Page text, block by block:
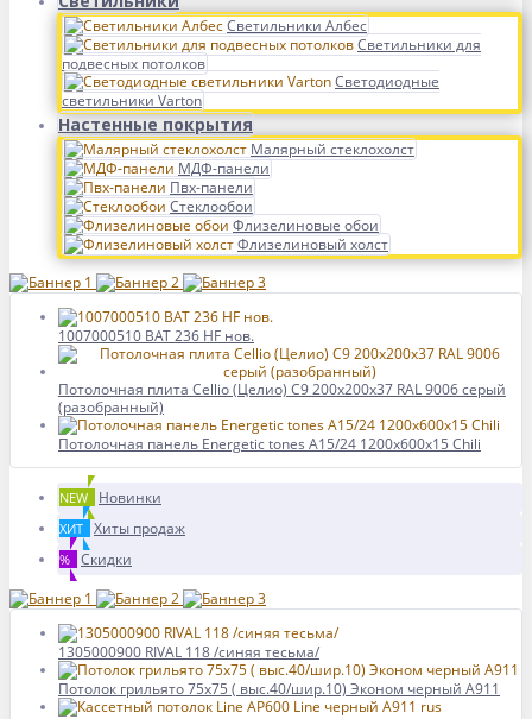
Светильники Албес
Светильники для
подвесных потолков
Светодиодные
светильники Varton
Настенные покрытия
Малярный стеклохолст
МДФ-панели
Пвх-панели
Стеклообои
Флизелиновые обои
Флизелиновый холст
1007000510 BAT 236 HF нов.
Потолочная плита Cellio (Целио) C9 200x200x37 RAL 9006 серый
(разобранный)
Потолочная панель Energetic tones A15/24 1200x600x15 Chili
NEW Новинки
ХИТ Хиты продаж
% Скидки
1305000900 RIVAL 118 /синяя тесьма/
Потолок грильято 75х75 ( выс.40/шир.10) Эконом черный А911